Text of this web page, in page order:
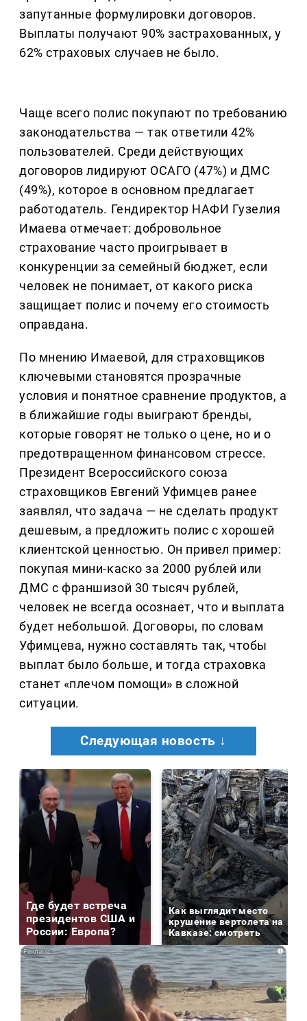
запутанные формулировки договоров.
Выплаты получают 90% застрахованных, у
62% страховых случаев не было.
Чаще всего полис покупают по требованию
законодательства — так ответили 42%
пользователей. Среди действующих
договоров лидируют ОСАГО (47%) и ДМС
(49%), которое в основном предлагает
работодатель. Гендиректор НАФИ Гузелия
Имаева отмечает: добровольное
страхование часто проигрывает в
конкуренции за семейный бюджет, если
человек не понимает, от какого риска
защищает полис и почему его стоимость
оправдана.
По мнению Имаевой, для страховщиков
ключевыми становятся прозрачные
условия и понятное сравнение продуктов, а
в ближайшие годы выиграют бренды,
которые говорят не только о цене, но и о
предотвращенном финансовом стрессе.
Президент Всероссийского союза
страховщиков Евгений Уфимцев ранее
заявлял, что задача — не сделать продукт
дешевым, а предложить полис с хорошей
клиентской ценностью. Он привел пример:
покупая мини-каско за 2000 рублей или
ДМС с франшизой 30 тысяч рублей,
человек не всегда осознает, что и выплата
будет небольшой. Договоры, по словам
Уфимцева, нужно составлять так, чтобы
выплат было больше, и тогда страховка
станет «плечом помощи» в сложной
ситуации.
Следующая новость ↓
Где будет встреча
президентов США и
России: Европа?
Как выглядит место
крушение вертолета на
Кавказе: смотреть
i